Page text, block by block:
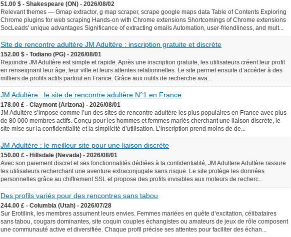
51.00 $ - Shakespeare (ON) - 2026/08/02
Relevant themes — Gmap extractor, g map scraper, scrape google maps data Table of Contents Exploring
Chrome plugins for web scraping Hands-on with Chrome extensions Shortcomings of Chrome extensions
SocLeads' unique advantages Significance of extracting emails Automation, user-friendliness, and mult...
Site de rencontre adultère JM Adultère : inscription gratuite et discrète
152.00 $ - Todiano (PG) - 2026/08/01
Rejoindre JM Adultère est simple et rapide. Après une inscription gratuite, les utilisateurs créent leur profil
en renseignant leur âge, leur ville et leurs attentes relationnelles. Le site permet ensuite d’accéder à des
milliers de profils actifs partout en France. Grâce aux outils de recherche ava...
JM Adultère : le site de rencontre adultère N°1 en France
178.00 £ - Claymont (Arizona) - 2026/08/01
JM Adultère s’impose comme l’un des sites de rencontre adultère les plus populaires en France avec plus
de 80 000 membres actifs. Conçu pour les hommes et femmes mariés cherchant une liaison discrète, le
site mise sur la confidentialité et la simplicité d’utilisation. L’inscription prend moins de de...
JM Adultère : le meilleur site pour une liaison discrète
150.00 £ - Hillsdale (Nevada) - 2026/08/01
Avec son paiement discret et ses fonctionnalités dédiées à la confidentialité, JM Adultere Adultère rassure
les utilisateurs recherchant une aventure extraconjugale sans risque. Le site protège les données
personnelles grâce au chiffrement SSL et propose des profils invisibles aux moteurs de recherc...
Des profils variés pour des rencontres sans tabou
244.00 £ - Columbia (Utah) - 2026/07/28
Sur Erotilink, les membres assument leurs envies. Femmes mariées en quête d’excitation, célibataires
sans tabou, cougars dominantes, site coquin couples échangistes ou amateurs de jeux de rôle composent
une communauté active et diversifiée. Chaque profil précise ses attentes pour faciliter des échan...